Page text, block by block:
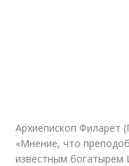
Архиепископ Филарет
«Мнение, что
известным богатырем